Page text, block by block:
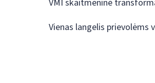
VMI skaitmeninė
Vienas langelis prievolėms